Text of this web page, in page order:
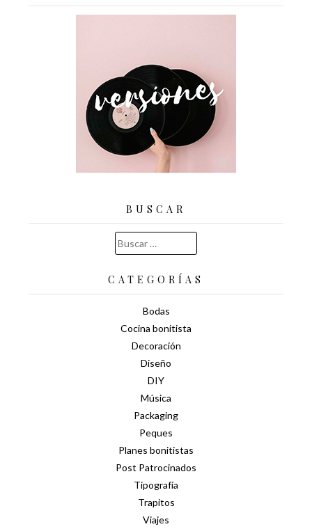
BUSCAR
Buscar:
CATEGORÍAS
Bodas
Cocina bonitista
Decoración
Diseño
DIY
Música
Packaging
Peques
Planes bonitistas
Post Patrocinados
Tipografía
Trapitos
Viajes